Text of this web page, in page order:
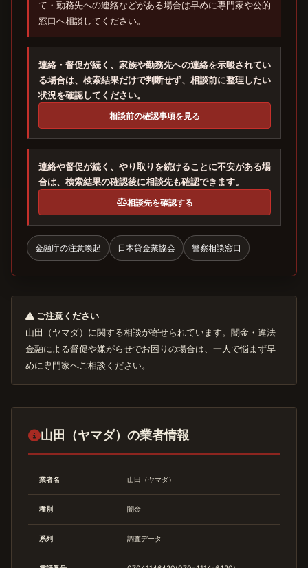
て・勤務先への連絡などがある場合は早めに専門家や公的
窓口へ相談してください。
連絡・督促が続く、家族や勤務先への連絡を示唆されてい
る場合は、検索結果だけで判断せず、相談前に整理したい
状況を確認してください。
相談前の確認事項を見る
連絡や督促が続く、やり取りを続けることに不安がある場
合は、検索結果の確認後に相談先も確認できます。
相談先を確認する
金融庁の注意喚起 日本貸金業協会 警察相談窓口
ご注意ください
山田（ヤマダ）に関する相談が寄せられています。闇金・違法
金融による督促や嫌がらせでお困りの場合は、一人で悩まず早
めに専門家へご相談ください。
山田（ヤマダ）の業者情報
業者名 山田（ヤマダ）
種別 闇金
系列 調査データ